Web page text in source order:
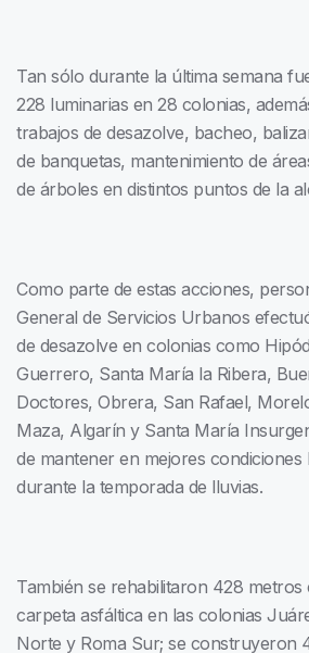
Tan sólo durante la última semana
228 luminarias en 28 colonias,
trabajos de desazolve, bacheo,
de banquetas, mantenimiento de
de árboles en distintos puntos de la
Como parte de estas acciones,
General de Servicios Urbanos
de desazolve en colonias como
Guerrero, Santa María la Ribera,
Doctores, Obrera, San Rafael,
Maza, Algarín y Santa María
de mantener en mejores condiciones
durante la temporada de lluvias.
También se rehabilitaron 428 metros
carpeta asfáltica en las colonias
Norte y Roma Sur; se construyeron